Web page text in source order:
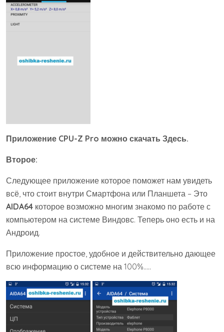
Приложение CPU-Z Pro можно скачать Здесь.
Второе:
Следующее приложение которое поможет нам увидеть
всё, что стоит внутри Смартфона или Планшета – Это
AIDA64 которое возможно многим знакомо по работе с
компьютером на системе Виндовс. Теперь оно есть и на
Андроид.
Приложение простое, удобное и действительно дающее
всю информацию о системе на 100%…..